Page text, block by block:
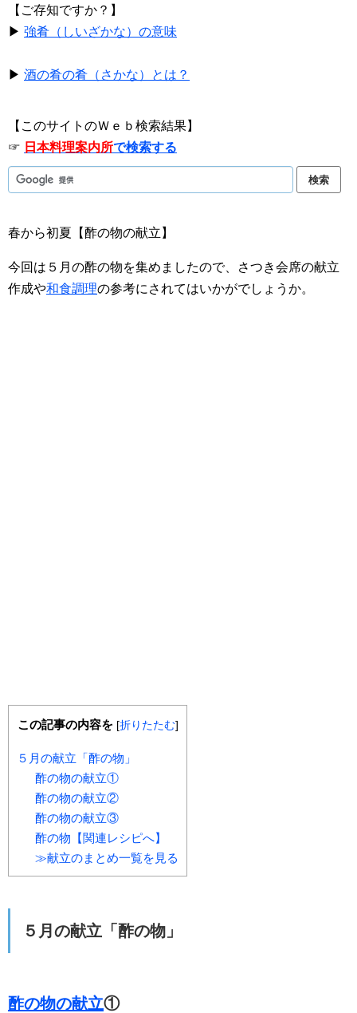
【ご存知ですか？】
▶ 強肴（しいざかな）の意味
▶ 酒の肴の肴（さかな）とは？
【このサイトのＷｅｂ検索結果】
☞ 日本料理案内所で検索する
春から初夏【酢の物の献立】
今回は５月の酢の物を集めましたので、さつき会席の献立
作成や和食調理の参考にされてはいかがでしょうか。
この記事の内容を [折りたたむ]
５月の献立「酢の物」
酢の物の献立①
酢の物の献立②
酢の物の献立③
酢の物【関連レシピへ】
≫献立のまとめ一覧を見る
５月の献立「酢の物」
酢の物の献立①